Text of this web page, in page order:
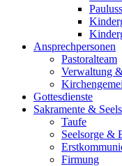
Ansprechpersonen
Pastoralteam
Verwaltung
Gottesdienste
Sakramente &
Taufe
Seelsorge &
Firmung